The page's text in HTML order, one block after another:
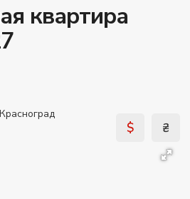
квартира
Красноград
$ ₴